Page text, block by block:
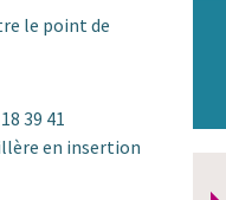
le point de
39 41
en insertion